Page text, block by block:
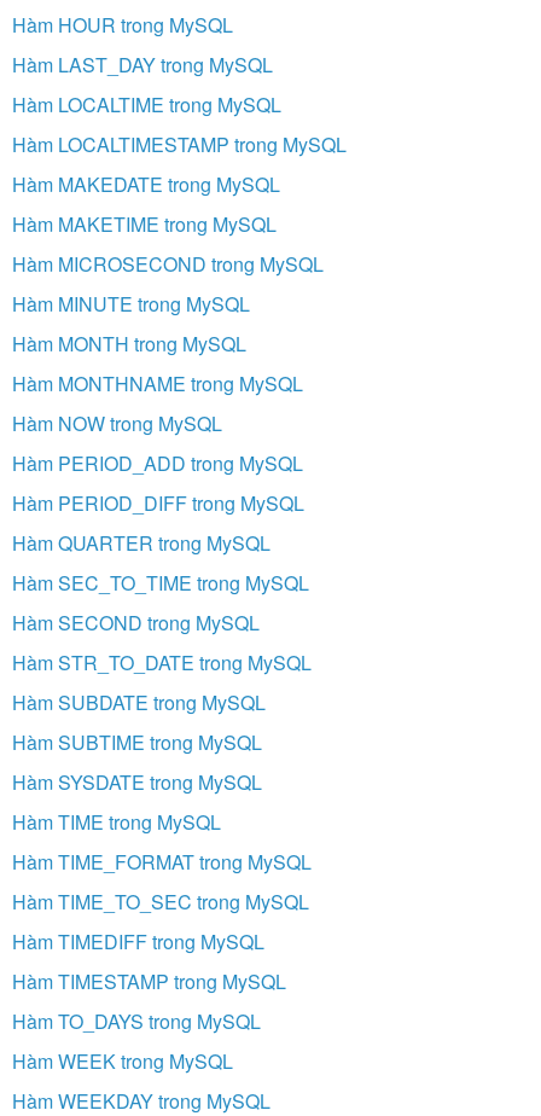
Hàm HOUR trong MySQL
Hàm LAST_DAY trong MySQL
Hàm LOCALTIME trong MySQL
Hàm LOCALTIMESTAMP trong MySQL
Hàm MAKEDATE trong MySQL
Hàm MAKETIME trong MySQL
Hàm MICROSECOND trong MySQL
Hàm MINUTE trong MySQL
Hàm MONTH trong MySQL
Hàm MONTHNAME trong MySQL
Hàm NOW trong MySQL
Hàm PERIOD_ADD trong MySQL
Hàm PERIOD_DIFF trong MySQL
Hàm QUARTER trong MySQL
Hàm SEC_TO_TIME trong MySQL
Hàm SECOND trong MySQL
Hàm STR_TO_DATE trong MySQL
Hàm SUBDATE trong MySQL
Hàm SUBTIME trong MySQL
Hàm SYSDATE trong MySQL
Hàm TIME trong MySQL
Hàm TIME_FORMAT trong MySQL
Hàm TIME_TO_SEC trong MySQL
Hàm TIMEDIFF trong MySQL
Hàm TIMESTAMP trong MySQL
Hàm TO_DAYS trong MySQL
Hàm WEEK trong MySQL
Hàm WEEKDAY trong MySQL